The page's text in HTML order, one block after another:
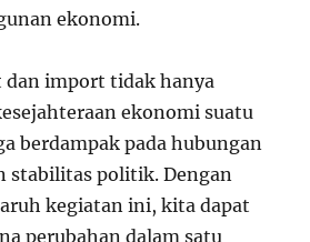
ekonomi.
dan import tidak hanya
ekonomi suatu
berdampak pada hubungan
stabilitas politik. Dengan
kegiatan ini, kita dapat
perubahan dalam satu